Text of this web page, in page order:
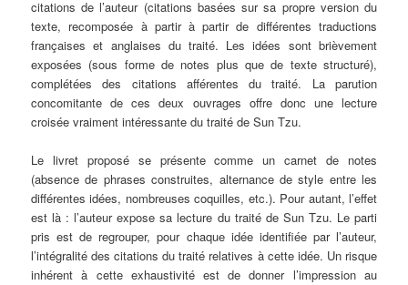
citations de l’auteur (citations basées sur sa propre version du
texte, recomposée à partir à partir de différentes traductions
françaises et anglaises du traité. Les idées sont brièvement
exposées (sous forme de notes plus que de texte structuré),
complétées des citations afférentes du traité. La parution
concomitante de ces deux ouvrages offre donc une lecture
croisée vraiment intéressante du traité de Sun Tzu.
Le livret proposé se présente comme un carnet de notes
(absence de phrases construites, alternance de style entre les
différentes idées, nombreuses coquilles, etc.). Pour autant, l’effet
est là : l’auteur expose sa lecture du traité de Sun Tzu. Le parti
pris est de regrouper, pour chaque idée identifiée par l’auteur,
l’intégralité des citations du traité relatives à cette idée. Un risque
inhérent à cette exhaustivité est de donner l’impression au